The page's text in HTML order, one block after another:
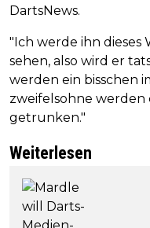
DartsNews.
"Ich werde ihn dieses
sehen, also wird er
werden ein bisschen
zweifelsohne werden
getrunken."
Weiterlesen